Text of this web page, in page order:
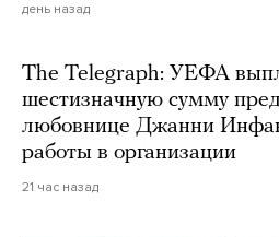
день назад
The Telegraph: УЕФА
шестизначную сумму
любовнице Джанни
работы в организации
21 час назад